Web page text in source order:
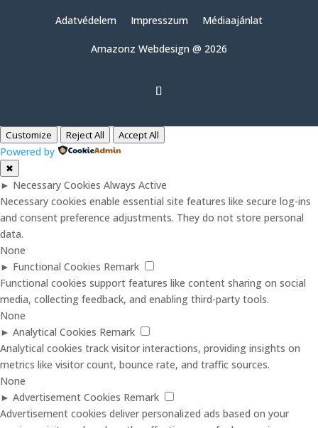
Adatvédelem Impresszum Médiaajánlat
Amazonz Webdesign @ 2026
Customize Reject All Accept All
Powered by
✖
► Necessary Cookies Always Active
Necessary cookies enable essential site features like secure log-ins
and consent preference adjustments. They do not store personal
data.
None
► Functional Cookies Remark
Functional cookies support features like content sharing on social
media, collecting feedback, and enabling third-party tools.
None
► Analytical Cookies Remark
Analytical cookies track visitor interactions, providing insights on
metrics like visitor count, bounce rate, and traffic sources.
None
► Advertisement Cookies Remark
Advertisement cookies deliver personalized ads based on your